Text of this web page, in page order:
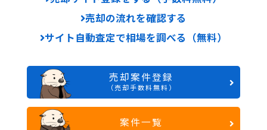
売却の流れを確認する
サイト自動査定で相場を調べる（無料）
売却案件登録
（売却手数料無料）
案件一覧